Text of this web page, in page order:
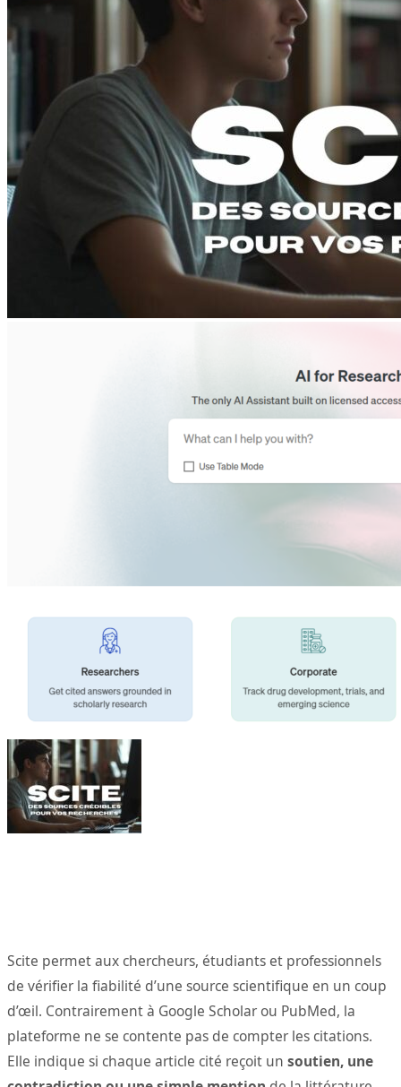
Scite permet aux chercheurs, étudiants et professionnels
de vérifier la fiabilité d’une source scientifique en un coup
d’œil. Contrairement à Google Scholar ou PubMed, la
plateforme ne se contente pas de compter les citations.
Elle indique si chaque article cité reçoit un soutien, une